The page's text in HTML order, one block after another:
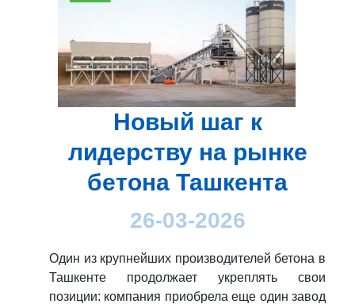
Новый шаг к
лидерству на рынке
бетона Ташкента
26-03-2026
Один из крупнейших производителей бетона в
Ташкенте продолжает укреплять свои
позиции: компания приобрела еще один завод